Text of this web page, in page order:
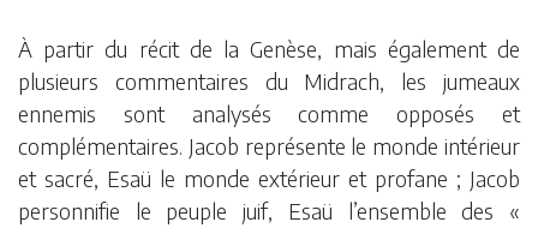
À partir du récit de la Genèse, mais également de
plusieurs commentaires du Midrach, les jumeaux
ennemis sont analysés comme opposés et
complémentaires. Jacob représente le monde intérieur
et sacré, Esaü le monde extérieur et profane ; Jacob
personnifie le peuple juif, Esaü l’ensemble des «